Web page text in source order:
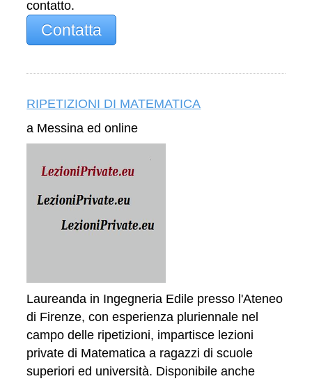
contatto.
Contatta
RIPETIZIONI DI MATEMATICA
a Messina ed online
Laureanda in Ingegneria Edile presso l'Ateneo
di Firenze, con esperienza pluriennale nel
campo delle ripetizioni, impartisce lezioni
private di Matematica a ragazzi di scuole
superiori ed università. Disponibile anche